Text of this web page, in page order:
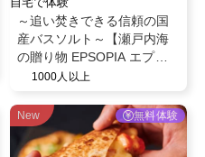
～追い焚きできる信頼の国
産バスソルト～【瀬戸内海
の贈り物 EPSOPIA エプソ
ピア】@EPSOPIA
1000人以上
New 無料体験